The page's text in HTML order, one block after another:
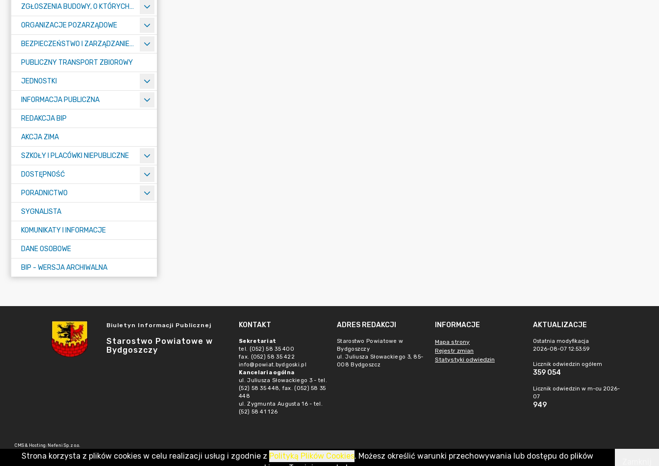
ZGŁOSZENIA BUDOWY, O KTÓRYCH MOWA W ART. 29 UST. 1 PKT 1A, 2B I 19A USTAWY PRAWO BUDOWLANE
ORGANIZACJE POZARZĄDOWE
BEZPIECZEŃSTWO I ZARZĄDZANIE KRYZYSOWE
PUBLICZNY TRANSPORT ZBIOROWY
JEDNOSTKI
INFORMACJA PUBLICZNA
REDAKCJA BIP
AKCJA ZIMA
SZKOŁY I PLACÓWKI NIEPUBLICZNE
DOSTĘPNOŚĆ
PORADNICTWO
SYGNALISTA
KOMUNIKATY I INFORMACJE
DANE OSOBOWE
BIP - WERSJA ARCHIWALNA
Biuletyn Informacji Publicznej
Starostwo Powiatowe w
Bydgoszczy
KONTAKT
Sekretariat
tel. (052) 58 35 400
fax. (052) 58 35 422
info@powiat.bydgoski.pl
Kancelaria ogólna
ul. Juliusza Słowackiego 3 - tel.
(52) 58 35 448, fax. (052) 58 35
448
ul. Zygmunta Augusta 16 - tel.
(52) 58 41 126
ADRES REDAKCJI
Starostwo Powiatowe w
Bydgoszczy
ul. Juliusza Słowackiego 3, 85-
008 Bydgoszcz
INFORMACJE
Mapa strony
Rejestr zmian
Statystyki odwiedzin
AKTUALIZACJE
Ostatnia modyfikacja
2026-08-07 12:53:59
Licznik odwiedzin ogółem
359 054
Licznik odwiedzin w m-cu 2026-
07
949
CMS & Hosting: Nefeni Sp. z o.o.
Strona korzysta z plików cookies w celu realizacji usług i zgodnie z Polityką Plików Cookies. Możesz określić warunki przechowywania lub dostępu do plików